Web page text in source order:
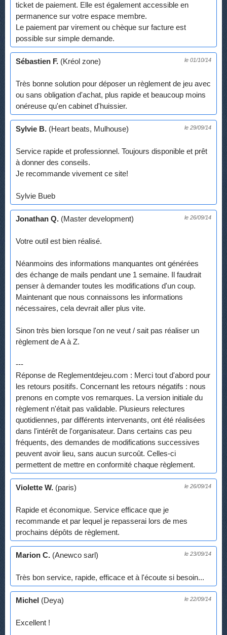
ticket de paiement. Elle est également accessible en
permanence sur votre espace membre.
Le paiement par virement ou chèque sur facture est
possible sur simple demande.
Sébastien F. (Kréol zone) le 01/10/14
Très bonne solution pour déposer un règlement de jeu avec
ou sans obligation d'achat, plus rapide et beaucoup moins
onéreuse qu'en cabinet d'huissier.
Sylvie B. (Heart beats, Mulhouse) le 29/09/14
Service rapide et professionnel. Toujours disponible et prêt
à donner des conseils.
Je recommande vivement ce site!
Sylvie Bueb
Jonathan Q. (Master development) le 26/09/14
Votre outil est bien réalisé.
Néanmoins des informations manquantes ont générées
des échange de mails pendant une 1 semaine. Il faudrait
penser à demander toutes les modifications d'un coup.
Maintenant que nous connaissons les informations
nécessaires, cela devrait aller plus vite.
Sinon très bien lorsque l'on ne veut / sait pas réaliser un
règlement de A à Z.
---
Réponse de Reglementdejeu.com : Merci tout d'abord pour
les retours positifs. Concernant les retours négatifs : nous
prenons en compte vos remarques. La version initiale du
règlement n'était pas validable. Plusieurs relectures
quotidiennes, par différents intervenants, ont été réalisées
dans l'intérêt de l'organisateur. Dans certains cas peu
fréquents, des demandes de modifications successives
peuvent avoir lieu, sans aucun surcoût. Celles-ci
permettent de mettre en conformité chaque règlement.
Violette W. (paris) le 26/09/14
Rapide et économique. Service efficace que je
recommande et par lequel je repasserai lors de mes
prochains dépôts de règlement.
Marion C. (Anewco sarl) le 23/09/14
Très bon service, rapide, efficace et à l'écoute si besoin...
Michel (Deya) le 22/09/14
Excellent !